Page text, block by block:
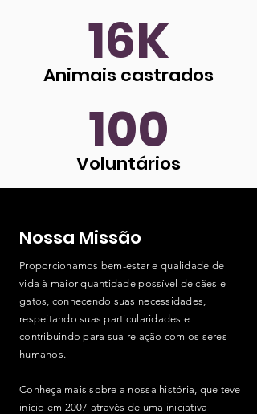
16K
Animais castrados
100
Voluntários
Nossa Missão
Proporcionamos bem-estar e qualidade de
vida à maior quantidade possível de cães e
gatos, conhecendo suas necessidades,
respeitando suas particularidades e
contribuindo para sua relação com os seres
humanos.
Conheça mais sobre a nossa história, que teve
início em 2007 através de uma iniciativa